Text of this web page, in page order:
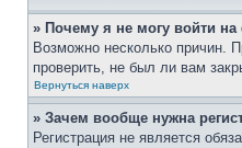
» Почему я не могу войти
Возможно несколько причин.
проверить, не был ли вам
Вернуться наверх
» Зачем вообще нужна
Регистрация не является